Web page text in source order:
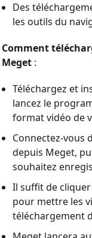
Des
les outils du
Comment
Meget :
Téléchargez et
lancez le
format vidéo de
Connectez-vous
depuis Meget,
souhaitez
Il suffit de
pour mettre les
téléchargement